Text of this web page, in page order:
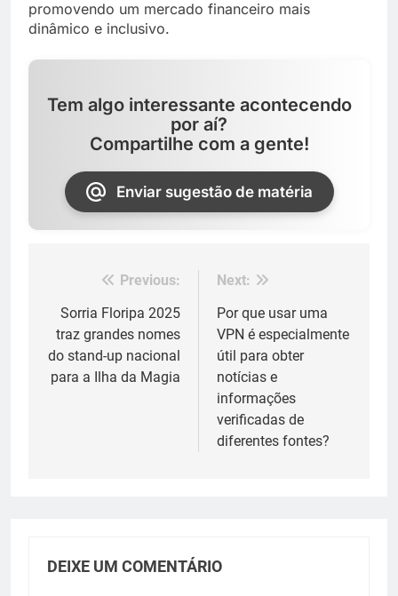
promovendo um mercado financeiro mais
dinâmico e inclusivo.
Tem algo interessante acontecendo
por aí?
Compartilhe com a gente!
Enviar sugestão de matéria
Navegação
de
Post
Previous:
Sorria Floripa 2025
traz grandes nomes
do stand-up nacional
para a Ilha da Magia
Next:
Por que usar uma
VPN é especialmente
útil para obter
notícias e
informações
verificadas de
diferentes fontes?
DEIXE UM COMENTÁRIO